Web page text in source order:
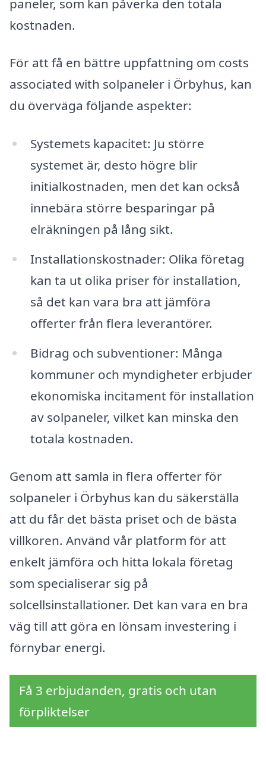
kostnaden.
För att få en bättre uppfattning om costs
associated with solpaneler i Örbyhus, kan
du överväga följande aspekter:
Systemets kapacitet: Ju större
systemet är, desto högre blir
initialkostnaden, men det kan också
innebära större besparingar på
elräkningen på lång sikt.
Installationskostnader: Olika företag
kan ta ut olika priser för installation,
så det kan vara bra att jämföra
offerter från flera leverantörer.
Bidrag och subventioner: Många
kommuner och myndigheter erbjuder
ekonomiska incitament för installation
av solpaneler, vilket kan minska den
totala kostnaden.
Genom att samla in flera offerter för
solpaneler i Örbyhus kan du säkerställa
att du får det bästa priset och de bästa
villkoren. Använd vår platform för att
enkelt jämföra och hitta lokala företag
som specialiserar sig på
solcellsinstallationer. Det kan vara en bra
väg till att göra en lönsam investering i
förnybar energi.
Få 3 erbjudanden, gratis och utan
förpliktelser